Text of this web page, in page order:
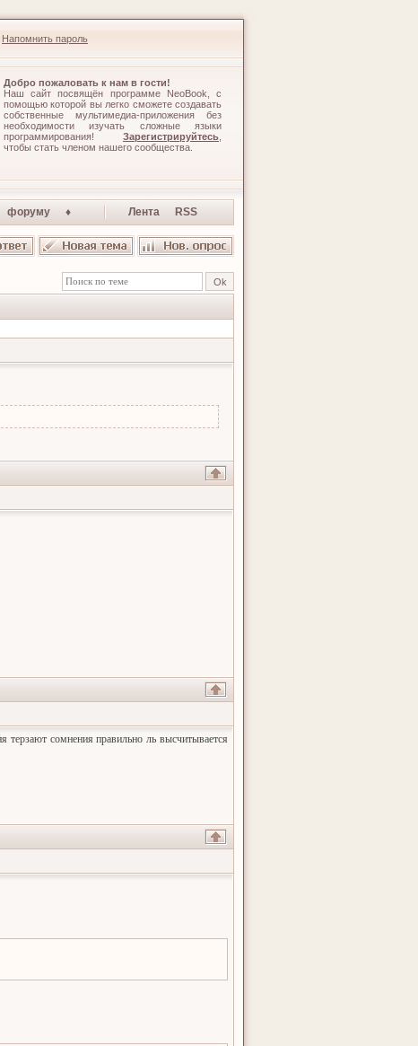
Напомнить пароль
Добро пожаловать к нам в гости!
Наш сайт посвящён программе NeoBook, с
помощью которой вы легко сможете создавать
собственные мультимедиа-приложения без
необходимости изучать сложные языки
программирования! Зарегистрируйтесь
чтобы стать членом нашего сообщества.
♦ Лента RSS
сомнения правильно ль высчитывается